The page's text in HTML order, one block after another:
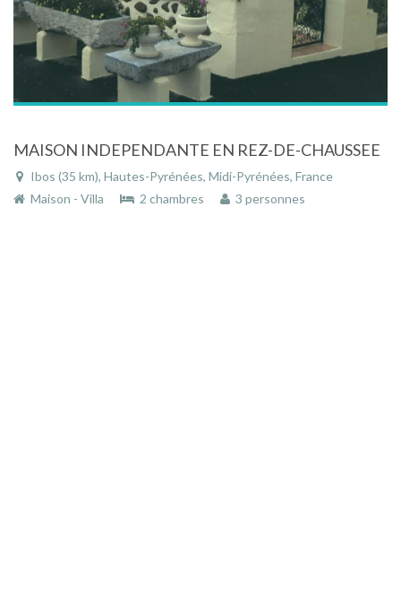
MAISON INDEPENDANTE EN REZ-DE-CHAUSSEE
Ibos (35 km), Hautes-Pyrénées, Midi-Pyrénées, France
Maison - Villa
2 chambres 3 personnes